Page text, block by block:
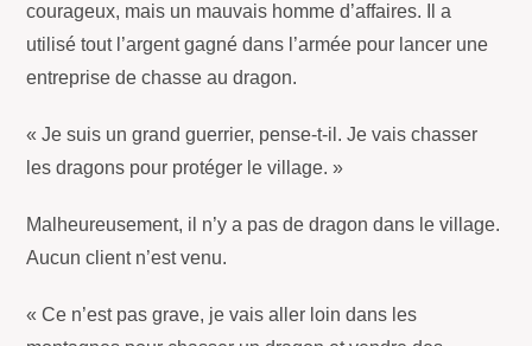
courageux, mais un mauvais homme d’affaires. Il a
utilisé tout l’argent gagné dans l’armée pour lancer une
entreprise de chasse au dragon.
« Je suis un grand guerrier, pense-t-il. Je vais chasser
les dragons pour protéger le village. »
Malheureusement, il n’y a pas de dragon dans le village.
Aucun client n’est venu.
« Ce n’est pas grave, je vais aller loin dans les